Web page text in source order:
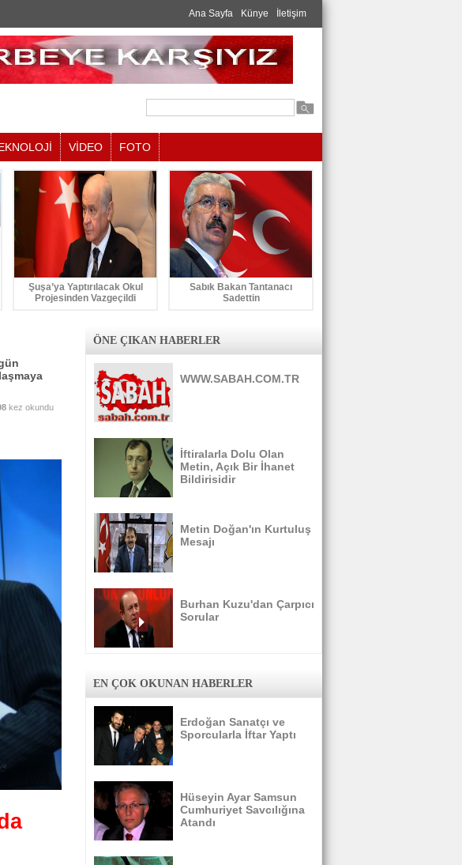
Ana Sayfa Künye İletişim
VİDEO FOTO
Şuşa’ya Yaptırılacak Okul
Projesinden Vazgeçildi
Sabık Bakan Tantanacı
Sadettin
kez okundu
ÖNE ÇIKAN HABERLER
WWW.SABAH.COM.TR
İftiralarla Dolu Olan
Metin, Açık Bir İhanet
Bildirisidir
Metin Doğan'ın Kurtuluş
Mesajı
Burhan Kuzu'dan Çarpıcı
Sorular
EN ÇOK OKUNAN HABERLER
Erdoğan Sanatçı ve
Sporcularla İftar Yaptı
Hüseyin Ayar Samsun
Cumhuriyet Savcılığına
Atandı